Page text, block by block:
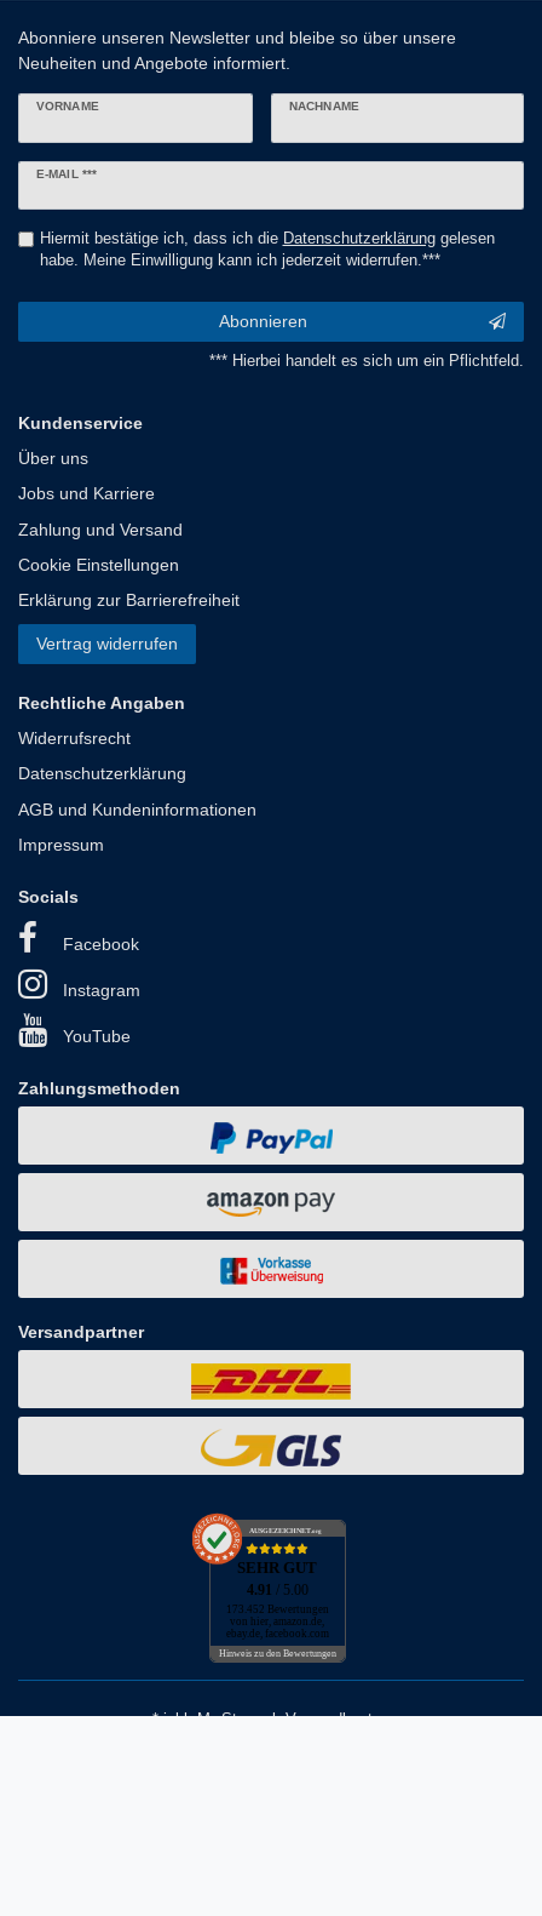
Abonniere unseren Newsletter und bleibe so über unsere
Neuheiten und Angebote informiert.
VORNAME NACHNAME
E-MAIL ***
Newsletter
Hiermit bestätige ich, dass ich die Daten­schutz­erklärunggelesen
habe. Meine Einwilligung kann ich jederzeit widerrufen.***
Abonnieren
*** Hierbei handelt es sich um ein Pflichtfeld.
Kundenservice
Über uns
Jobs und Karriere
Zahlung und Versand
Cookie Einstellungen
Erklärung zur Barrierefreiheit
Vertrag widerrufen
Rechtliche Angaben
Widerrufsrecht
Datenschutzerklärung
AGB und Kundeninformationen
Impressum
Socials
Facebook
Instagram
YouTube
Zahlungsmethoden
Versandpartner
AUSGEZEICHNET.org
SEHR GUT
4.91 / 5.00
173.452 Bewertungen
von hier, amazon.de,
ebay.de, facebook.com
Hinweis zu den Bewertungen
* inkl. MwSt. zzgl. Versandkosten